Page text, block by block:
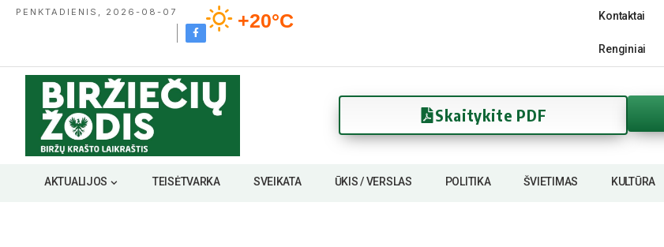
PENKTADIENIS, 2026-08-07 +20°C Kontaktai
Renginiai
Skaitykite PDF
AKTUALIJOS TEISĖTVARKA SVEIKATA ŪKIS / VERSLAS POLITIKA ŠVIETIMAS KULTŪRA